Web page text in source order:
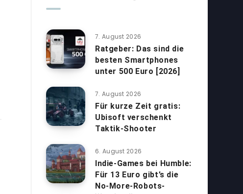
7. August 2026
Ratgeber: Das sind die
besten Smartphones
unter 500 Euro [2026]
7. August 2026
Für kurze Zeit gratis:
Ubisoft verschenkt
Taktik-Shooter
6. August 2026
Indie-Games bei Humble:
Für 13 Euro gibt’s die
No-More-Robots-